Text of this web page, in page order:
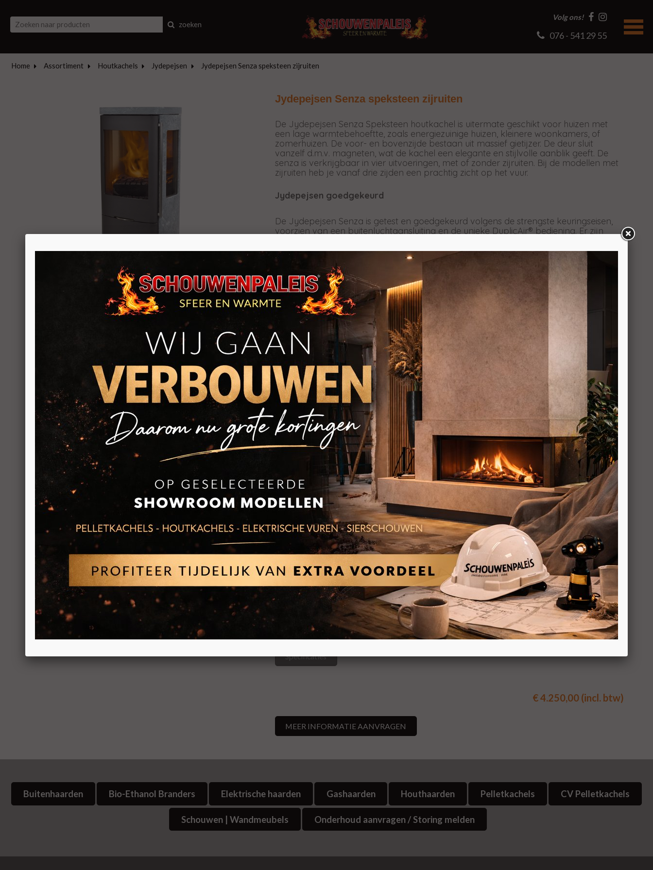
zoeken
Volg ons!
076 - 541 29 55
Home Assortiment Houtkachels Jydepejsen Jydepejsen Senza speksteen zijruiten
TERUG NAAR OVERZICHT
Jydepejsen Senza speksteen zijruiten
De Jydepejsen Senza Speksteen houtkachel is uitermate geschikt voor huizen met
een lage warmtebehoeftte, zoals energiezuinige huizen, kleinere woonkamers, of
zomerhuizen. De voor- en bovenzijde bestaan uit massief gietijzer. De deur sluit
vanzelf d.m.v. magneten, wat de kachel een elegante en stijlvolle aanblik geeft. De
senza is verkrijgbaar in vier uitvoeringen, met of zonder zijruiten. Bij de modellen met
zijruiten heb je vanaf drie zijden een prachtig zicht op het vuur.
Jydepejsen goedgekeurd
De Jydepejsen Senza is getest en goedgekeurd volgens de strengste keuringseisen,
voorzien van een buitenluchtaansluiting en de unieke DuplicAir® bediening. Er zijn
verschillende foto's kunt u ze zien: een lang (luchtgekoelde) verticale RVS buis of een
handgreep die op drie verschillende locaties kan worden gemonteerd.
Design: Mads Miltersen
DuplicAir
DuplicAir® is een speciaal ontwikkeld controlesysteem dat een optimale verbranding
garandeert. Dit gepatenteerde systeem is zeer eenvoudig (via een draaischijf) te
bedienen en biedt een optimale verwarmingsoplossing gedurende de gehele
levensduur van de kachel.
Garantie
5 jaar garantie: de extra lange garantieperiode van Jydepejsen biedt onze klanten
meer zekerheid bij hun aankoop.
Binnenbekleding Jydepejsen
Binnenbekleding: de vermiculite platen die in de verbrandingskamers van Jydepejsen
kachels worden gebruikt, zijn bestand tegen directe blootstelling aan vlammen tot
1100 graden celsius. De platen isoleren de verbrandingskamer, waardoor een hogere
verbrandingstemperatuur, betere ontgassing van het hout en, als gevolg daarvan,
een betere prestatie van de houtkachel wordt bereikt.
Bij de stenen senza modellen wordt standaard een blind plaatje geleverd. Hiermee
sluit je de boven aansluiting af en zorg je dat de afsluiting op de juiste hoogte zit
Let op:Indien de kachel aan de bovenzijde wordt aangesloten, is een afdekplaatje
(meerprijs, zie extra's) voor het afsluiten van de rookgasaansluiting achter
noodzakelijk.
Voor meer info kom naar onze showroom in Breda , bellen mag
Specificaties
€ 4.250,00 (incl. btw)
MEER INFORMATIE AANVRAGEN
Buitenhaarden Bio-Ethanol Branders Elektrische haarden Gashaarden Houthaarden Pelletkachels CV Pelletkachels
Schouwen | Wandmeubels Onderhoud aanvragen / Storing melden